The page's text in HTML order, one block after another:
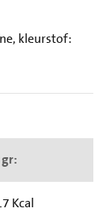
kleurstof:
Kcal